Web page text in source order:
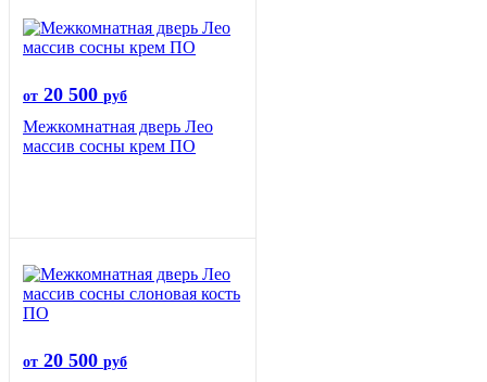
от 20 500 руб
Межкомнатная дверь Лео
массив сосны крем ПО
от 20 500 руб